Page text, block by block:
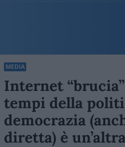
MEDIA
Internet
tempi della
democrazia
diretta) è